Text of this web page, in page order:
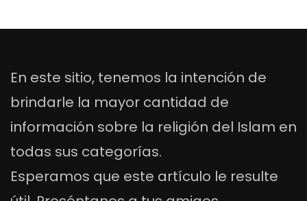
En este sitio, tenemos la intención de
brindarle la mayor cantidad de
información sobre la religión del Islam en
todas sus categorías.
Esperamos que este artículo le resulte